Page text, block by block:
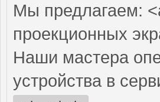
Мы предлагаем:
проекционных
Наши мастера
устройства в